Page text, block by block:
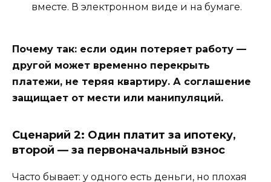
вместе. В электронном виде и на бумаге.
Почему так: если один потеряет работу —
другой может временно перекрыть
платежи, не теряя квартиру. А соглашение
защищает от мести или манипуляций.
Сценарий 2: Один платит за ипотеку,
второй — за первоначальный взнос
Часто бывает: у одного есть деньги, но плохая